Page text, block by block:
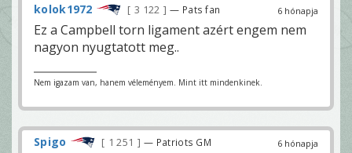
6 hónapja
kolok1972 3 122 — Pats fan
Ez a Campbell torn ligament azért engem nem
nagyon nyugtatott meg..
Nem igazam van, hanem véleményem. Mint itt mindenkinek.
6 hónapja
Spigo 1 251 — Patriots GM